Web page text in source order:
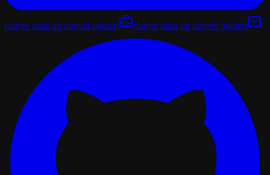
(ouvre dans un nouvel onglet) (ouvre dans un nouvel onglet)